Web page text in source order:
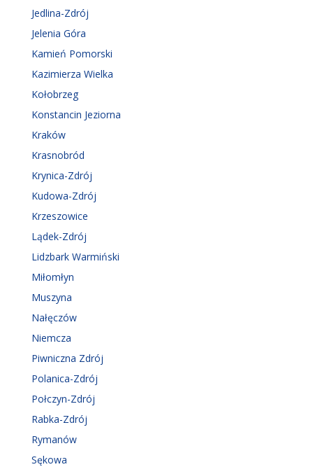
Jedlina-Zdrój
Jelenia Góra
Kamień Pomorski
Kazimierza Wielka
Kołobrzeg
Konstancin Jeziorna
Kraków
Krasnobród
Krynica-Zdrój
Kudowa-Zdrój
Krzeszowice
Lądek-Zdrój
Lidzbark Warmiński
Miłomłyn
Muszyna
Nałęczów
Niemcza
Piwniczna Zdrój
Polanica-Zdrój
Połczyn-Zdrój
Rabka-Zdrój
Rymanów
Sękowa